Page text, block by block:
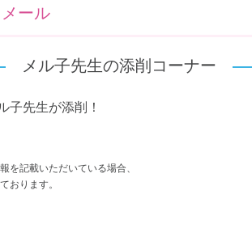
ール
メル子先生の添削コーナー
子先生が添削！
記載いただいている場合、
おります。